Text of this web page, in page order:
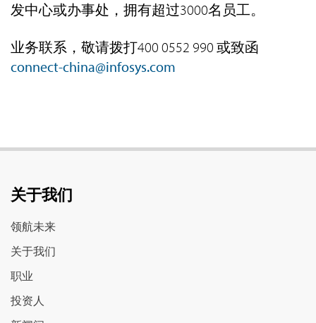
发中心或办事处，拥有超过3000名员工。
业务联系，敬请拨打400 0552 990 或致函
connect-china@infosys.com
关于我们
领航未来
关于我们
职业
投资人